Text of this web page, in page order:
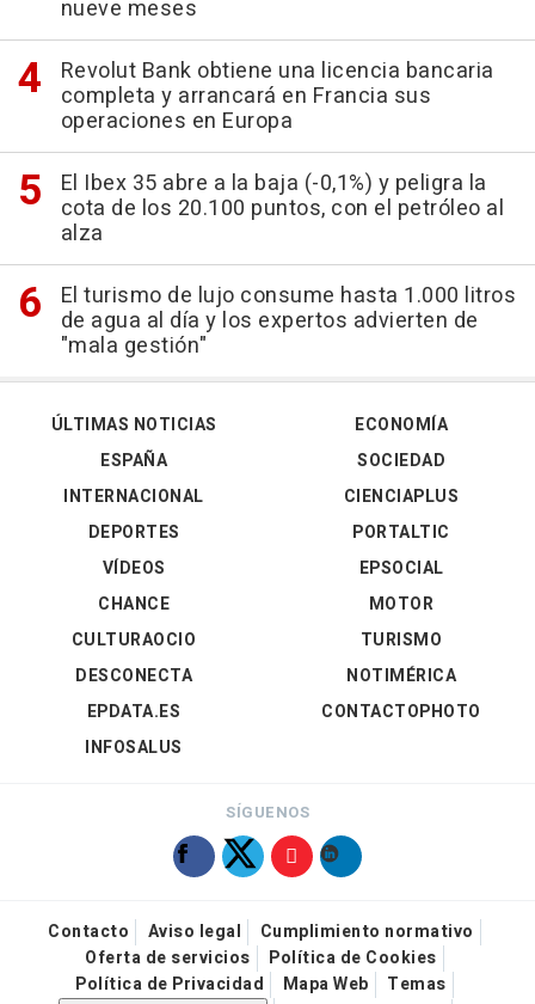
nueve meses
Revolut Bank obtiene una licencia bancaria
completa y arrancará en Francia sus
operaciones en Europa
El Ibex 35 abre a la baja (-0,1%) y peligra la
cota de los 20.100 puntos, con el petróleo al
alza
El turismo de lujo consume hasta 1.000 litros
de agua al día y los expertos advierten de
"mala gestión"
ÚLTIMAS NOTICIAS
ESPAÑA
INTERNACIONAL
DEPORTES
VÍDEOS
ECONOMÍA
SOCIEDAD
CIENCIAPLUS
PORTALTIC
EPSOCIAL
CHANCE
CULTURAOCIO
DESCONECTA
EPDATA.ES
INFOSALUS
MOTOR
TURISMO
NOTIMÉRICA
CONTACTOPHOTO
SÍGUENOS
Contacto Aviso legal
Cumplimiento normativo
Oferta de servicios
Política de Cookies
Política de Privacidad
Mapa Web
Temas